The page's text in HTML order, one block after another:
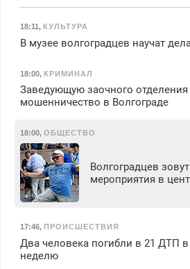
18:11, КУЛЬТУРА
В музее волгоградцев научат
18:00, КРИМИНАЛ
Заведующую заочного
мошенничество в Волгограде
18:00, ОБЩЕСТВО
Волгоградцев
мероприятия в
17:46, ПРОИСШЕСТВИЯ
Два человека погибли в 21 ДТП в
неделю